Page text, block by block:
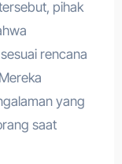
pihak
rencana
yang
saat